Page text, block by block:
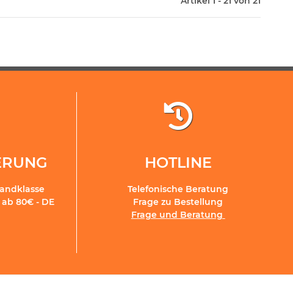
80€ - DE
HOTLINE
Telefonische Beratung
Frage zu Bestellung
Frage und Beratung